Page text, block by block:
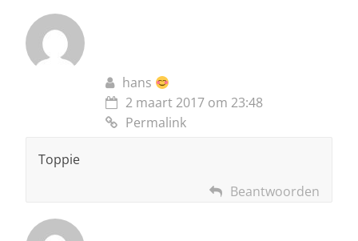
hans
2 maart 2017 om 23:48
Permalink
Toppie
Beantwoorden